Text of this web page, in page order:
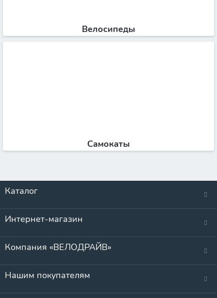
Велосипеды
Самокаты
Каталог
Интернет-магазин
Компания «ВЕЛОДРАЙВ»
Нашим покупателям